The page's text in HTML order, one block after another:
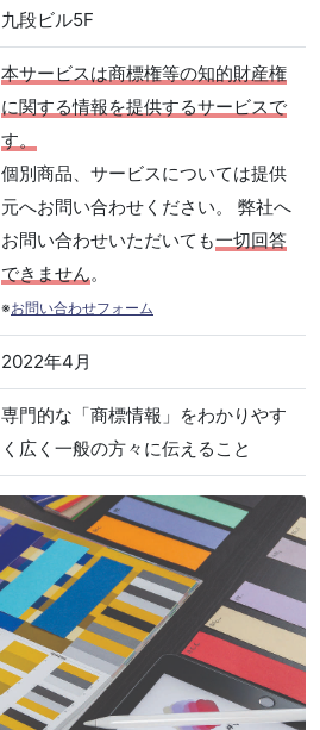
九段ビル5F
本サービスは商標権等の知的財産権
に関する情報を提供するサービスで
す。
個別商品、サービスについては提供
元へお問い合わせください。 弊社へ
お問い合わせいただいても一切回答
できません。
※お問い合わせフォーム
2022年4月
専門的な「商標情報」をわかりやす
く広く一般の方々に伝えること